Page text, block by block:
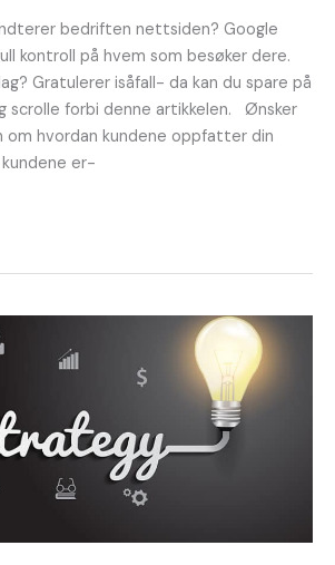
bedriften nettsiden? Google
kontroll på hvem som besøker dere.
Gratulerer isåfall- da kan du spare på
scrolle forbi denne artikkelen. Ønsker
om hvordan kundene oppfatter din
er-